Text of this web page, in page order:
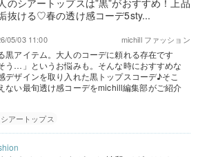
のシアートップスは”黒”がおすすめ！上品
抜ける♡春の透け感コーデ5sty...
michill ファッション
05/03 11:00
黒アイテム。大人のコーデに頼れる存在です
う…」というお悩みも。そんな時におすすめな
デザインを取り入れた黒トップスコーデ♪そこ
ない最旬透け感コーデをmichill編集部がご紹介
アートップス